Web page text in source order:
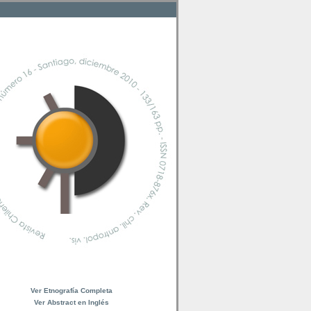
Ver Etnografía Completa
Ver Abstract en Inglés